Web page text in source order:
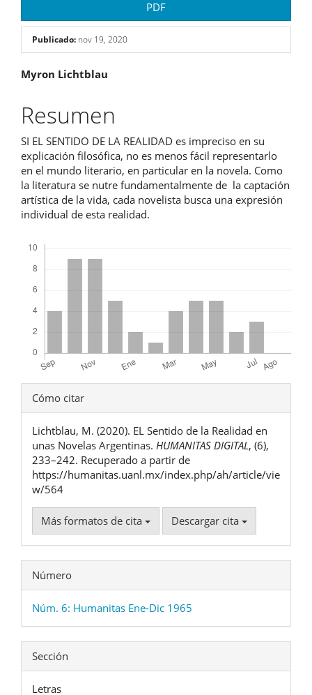
PDF
Publicado: nov 19, 2020
Contenido
principal
del
artículo
Myron Lichtblau
Resumen
SI EL SENTIDO DE LA REALIDAD es impreciso en su
explicación filosófica, no es menos fácil representarlo
en el mundo literario, en particular en la novela. Como
la literatura se nutre fundamentalmente de la captación
artística de la vida, cada novelista busca una expresión
individual de esta realidad.
Detalles
del
artículo
Cómo citar
Lichtblau, M. (2020). EL Sentido de la Realidad en
unas Novelas Argentinas. HUMANITAS DIGITAL, (6),
233–242. Recuperado a partir de
https://humanitas.uanl.mx/index.php/ah/article/vie
w/564
Más formatos de cita Descargar cita
Número
Núm. 6: Humanitas Ene-Dic 1965
Sección
Letras